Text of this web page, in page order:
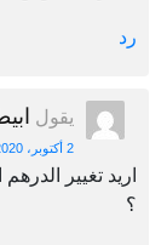
رد
يقول
2 أكتوبر، 2020 الساعة 2:00 م
اريد تغيير
؟